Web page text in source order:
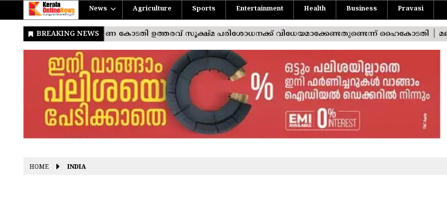
News Agriculture Sports Entertainment Health Business Pravasi
HOME INDIA